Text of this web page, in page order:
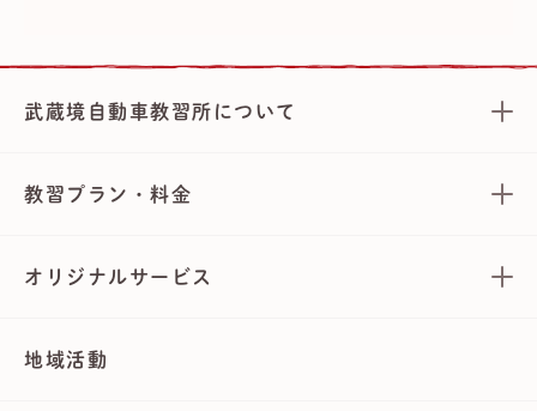
武蔵境自動車教習所について
教習プラン・料金
オリジナルサービス
地域活動